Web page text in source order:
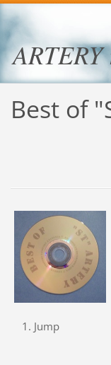
Best of
1. Jump